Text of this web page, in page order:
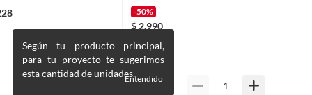
Según tu producto principal,
para tu proyecto te sugerimos
esta cantidad de unidades.Entendido
-50%
$ 2.990
$ 5.990